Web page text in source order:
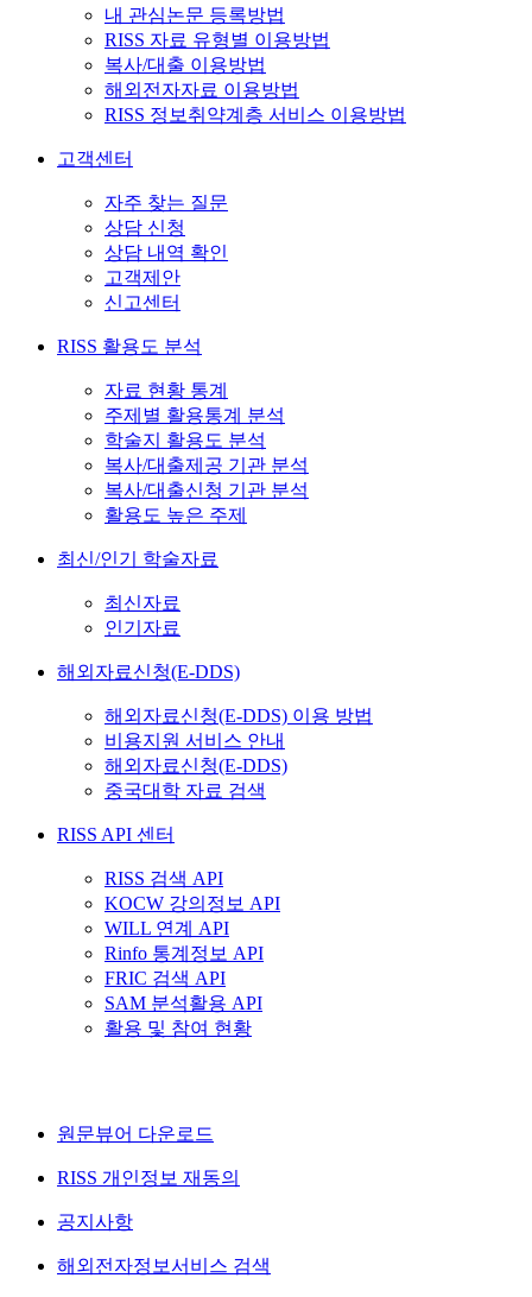
내 관심논문 등록방법
RISS 자료 유형별 이용방법
복사/대출 이용방법
해외전자자료 이용방법
RISS 정보취약계층 서비스 이용방법
고객센터
자주 찾는 질문
상담 신청
상담 내역 확인
고객제안
신고센터
RISS 활용도 분석
자료 현황 통계
주제별 활용통계 분석
학술지 활용도 분석
복사/대출제공 기관 분석
복사/대출신청 기관 분석
활용도 높은 주제
최신/인기 학술자료
최신자료
인기자료
해외자료신청(E-DDS)
해외자료신청(E-DDS) 이용 방법
비용지원 서비스 안내
해외자료신청(E-DDS)
중국대학 자료 검색
RISS API 센터
RISS 검색 API
KOCW 강의정보 API
WILL 연계 API
Rinfo 통계정보 API
FRIC 검색 API
SAM 분석활용 API
활용 및 참여 현황
원문뷰어 다운로드
RISS 개인정보 재동의
공지사항
해외전자정보서비스 검색